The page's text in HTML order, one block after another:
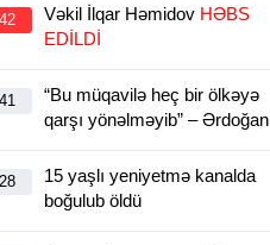
Vəkil İlqar Həmidov HƏBS
EDİLDİ
“Bu müqavilə heç bir ölkəyə
qarşı yönəlməyib” – Ərdoğan
15 yaşlı yeniyetmə kanalda
boğulub öldü